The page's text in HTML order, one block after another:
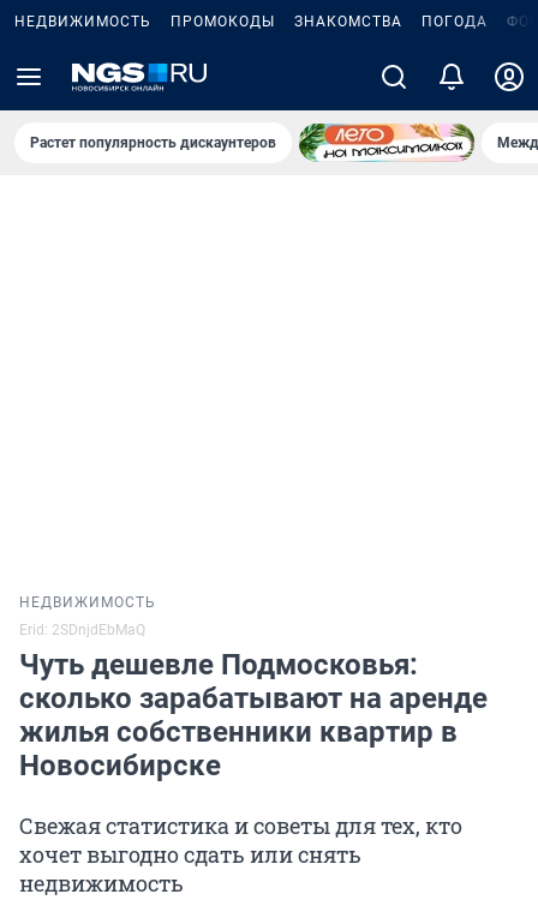
НЕДВИЖИМОСТЬ ПРОМОКОДЫ ЗНАКОМСТВА ПОГОДА
Растет популярность дискаунтеров
НЕДВИЖИМОСТЬ
Erid: 2SDnjdEbMaQ
Чуть дешевле Подмосковья:
сколько зарабатывают на аренде
жилья собственники квартир в
Новосибирске
Свежая статистика и советы для тех, кто
хочет выгодно сдать или снять
недвижимость